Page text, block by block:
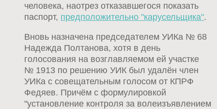
человека, наотрез отказавшегося показать
паспорт, предположительно "карусельщика".
Вновь назначена председателем УИКа № 68
Надежда Полтанова, хотя в день
голосования на возглавляемом ей участке
№ 1913 по решению УИК был удалён член
УИКа с совещательным голосом от КПРФ
Федяев. Причём с формулировкой
"установление контроля за волеизъявлением